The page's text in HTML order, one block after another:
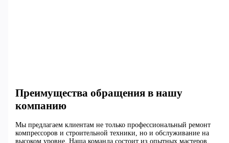
Преимущества обращения в нашу
компанию
Мы предлагаем клиентам не только профессиональный ремонт
компрессоров и строительной техники, но и обслуживание на
высоком уровне. Наша команда состоит из опытных мастеров,